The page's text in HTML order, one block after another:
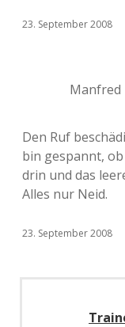
23. September 2008
Manfred
Den Ruf
bin gespannt,
drin und das
Alles nur Neid.
23. September 2008